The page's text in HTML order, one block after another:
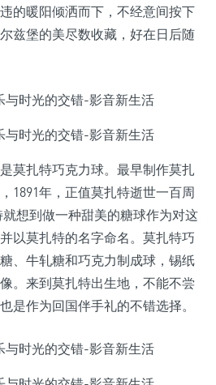
的暖阳倾洒而下，不经意间按下
兹堡的美尽数收藏，好在日后随
莫扎特巧克力球。最早制作莫扎
1891年，正值莫扎特逝世一百周
想到做一种甜美的糖球作为对这
以莫扎特的名字命名。莫扎特巧
、牛轧糖和巧克力制成球，锡纸
。来到莫扎特出生地，不能不尝
是作为回国伴手礼的不错选择。